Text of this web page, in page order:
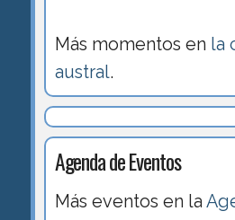
Más momentos en la
austral.
Agenda de Eventos
Más eventos en la